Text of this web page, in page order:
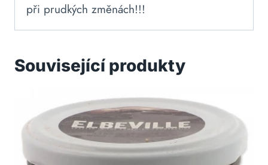
při prudkých změnách!!!
Související produkty